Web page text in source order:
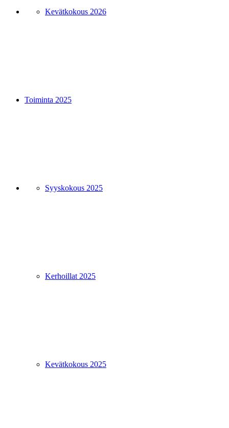
Kevätkokous 2026
Toiminta 2025
Syyskokous 2025
Kerhoillat 2025
Kevätkokous 2025